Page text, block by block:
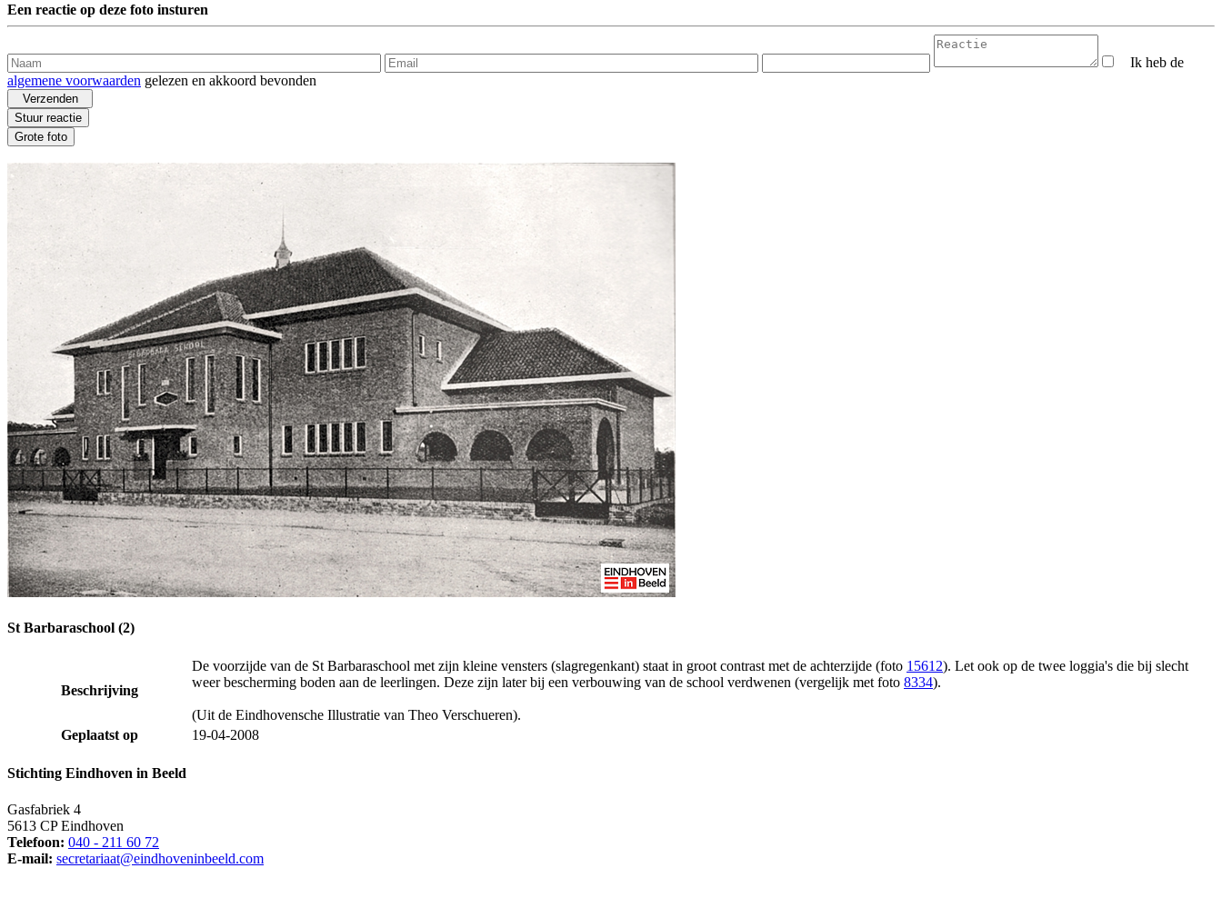
Een reactie op deze foto insturen
Ik heb de
algemene voorwaarden gelezen en akkoord bevonden
St Barbaraschool (2)
Beschrijving
De voorzijde van de St Barbaraschool met zijn kleine vensters (slagregenkant) staat in groot contrast met de achterzijde (foto 15612). Let ook op de twee loggia's die bij slecht
weer bescherming boden aan de leerlingen. Deze zijn later bij een verbouwing van de school verdwenen (vergelijk met foto 8334).
(Uit de Eindhovensche Illustratie van Theo Verschueren).
Geplaatst op
19-04-2008
Stichting Eindhoven in Beeld
Gasfabriek 4
5613 CP Eindhoven
Telefoon: 040 - 211 60 72
E-mail: secretariaat@eindhoveninbeeld.com